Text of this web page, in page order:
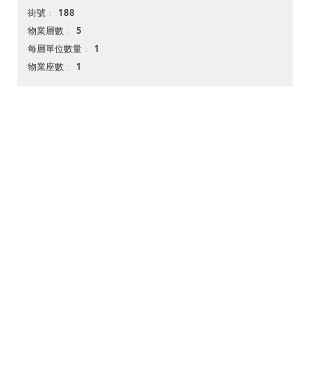
街號 188
物業層數 5
每層單位數量 1
物業座數 1